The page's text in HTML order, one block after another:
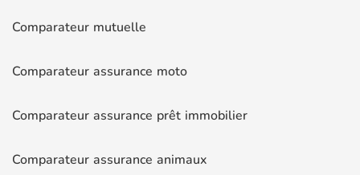
Comparateur mutuelle
Comparateur assurance moto
Comparateur assurance prêt immobilier
Comparateur assurance animaux